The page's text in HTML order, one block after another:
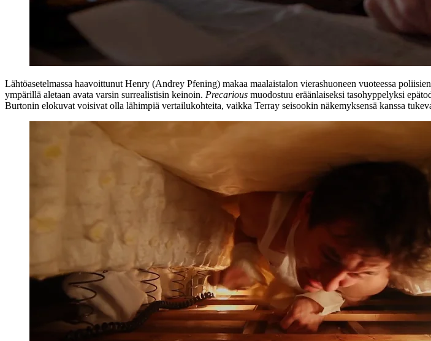
Lähtöasetelmassa haavoittunut Henry (Andrey Pfening) makaa maalaistalon vierashuoneen vuoteessa
ympärillä aletaan avata varsin surrealistisin keinoin. Precarious muodostuu eräänlaiseksi tasohyppelyksi
Burtonin elokuvat voisivat olla lähimpiä vertailukohteita, vaikka Terray seisookin näkemyksensä kanssa